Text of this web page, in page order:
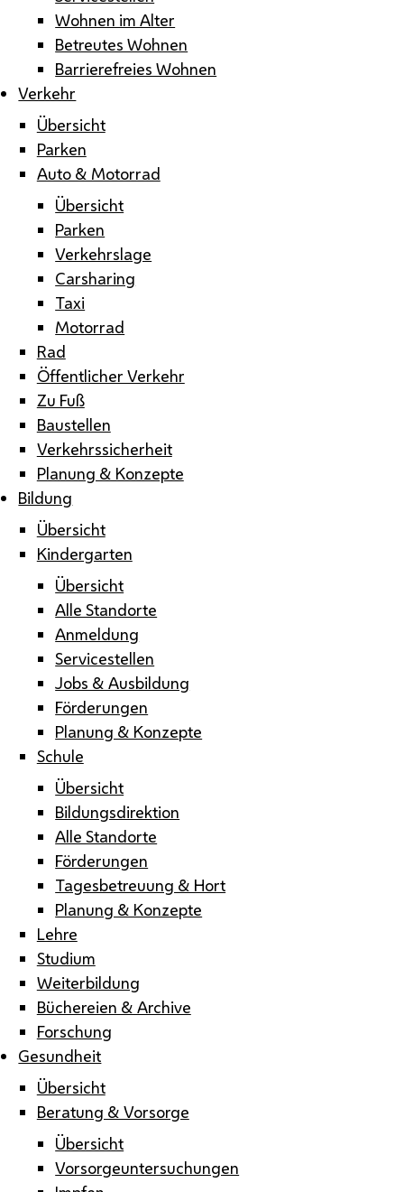
Wohnen im Alter
Betreutes Wohnen
Barrierefreies Wohnen
Verkehr
Übersicht
Parken
Auto & Motorrad
Übersicht
Parken
Verkehrslage
Carsharing
Taxi
Motorrad
Rad
Öffentlicher Verkehr
Zu Fuß
Baustellen
Verkehrssicherheit
Planung & Konzepte
Bildung
Übersicht
Kindergarten
Übersicht
Alle Standorte
Anmeldung
Servicestellen
Jobs & Ausbildung
Förderungen
Planung & Konzepte
Schule
Übersicht
Bildungsdirektion
Alle Standorte
Förderungen
Tagesbetreuung & Hort
Planung & Konzepte
Lehre
Studium
Weiterbildung
Büchereien & Archive
Forschung
Gesundheit
Übersicht
Beratung & Vorsorge
Übersicht
Vorsorgeuntersuchungen